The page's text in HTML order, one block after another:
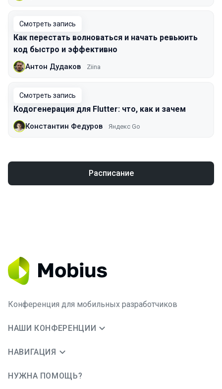
Смотреть запись
Как перестать волноваться и начать ревьюить
код быстро и эффективно
Антон Дудаков Ziina
Смотреть запись
Кодогенерация для Flutter: что, как и зачем
Константин Федуров Яндекс Go
Расписание
Конференция для мобильных разработчиков
НАШИ КОНФЕРЕНЦИИ
НАВИГАЦИЯ
НУЖНА ПОМОЩЬ?